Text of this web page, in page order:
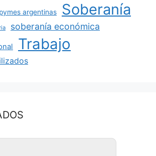
pymes argentinas Soberanía
soberanía económica
Trabajo